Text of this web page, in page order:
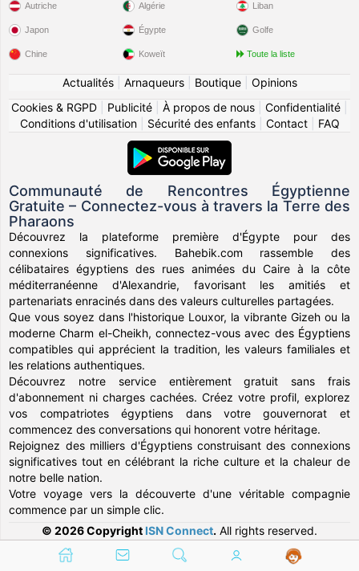
Autriche
Japon
Chine
Algérie
Égypte
Koweït
Liban
Golfe
Toute la liste
Actualités| Arnaqueurs| Boutique| Opinions
Cookies & RGPD
Publicité À propos de nous Confidentialité
Conditions d'utilisation| Sécurité des enfants| Contact| FAQ
Communauté de Rencontres Égyptienne
Gratuite – Connectez-vous à travers la Terre des
Pharaons
Découvrez la plateforme première d'Égypte pour des
connexions significatives. Bahebik.com rassemble des
célibataires égyptiens des rues animées du Caire à la côte
méditerranéenne d'Alexandrie, favorisant les amitiés et
partenariats enracinés dans des valeurs culturelles partagées.
Que vous soyez dans l'historique Louxor, la vibrante Gizeh ou la
moderne Charm el-Cheikh, connectez-vous avec des Égyptiens
compatibles qui apprécient la tradition, les valeurs familiales et
les relations authentiques.
Découvrez notre service entièrement gratuit sans frais
d'abonnement ni charges cachées. Créez votre profil, explorez
vos compatriotes égyptiens dans votre gouvernorat et
commencez des conversations qui honorent votre héritage.
Rejoignez des milliers d'Égyptiens construisant des connexions
significatives tout en célébrant la riche culture et la chaleur de
notre belle nation.
Votre voyage vers la découverte d'une véritable compagnie
commence par un simple clic.
© 2026 Copyright ISN Connect. All rights reserved.